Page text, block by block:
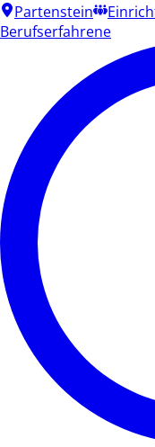
Partenstein
Berufserfahrene